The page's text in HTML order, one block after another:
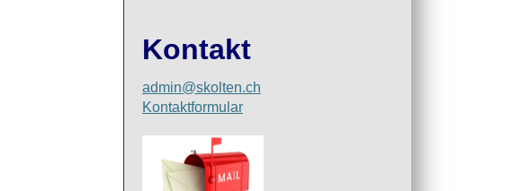
Kontakt
admin@skolten.ch
Kontaktformular